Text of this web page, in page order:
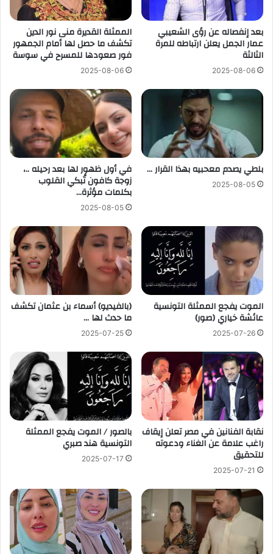
بعد إنفصاله عن رؤى الشعيبي
عمار الجمل يعلن ارتباطه للمرة
الثالثة
2025-08-06
الممثلة القديرة منى نور الدين
تكشف ما حصل لها أمام الجمهور
فور صعودها للمسرح في سوسة
2025-08-06
بلطي يصدم معحبيه بهذا القرار …
2025-08-05
في أول ظهور لها بعد رحيله ..،
زوجة كافون تُبكي القلوب
بكلمات مؤثرة…
2025-08-05
الموت يفجع الممثلة التونسية
عائشة خياري (صور)
2025-07-26
(بالفيديو) أسماء بن عثمان تكشف
ما حدث لها …
2025-07-25
نقابة الفنانين في مصر تعلن إيقاف
راغب علامة عن الغناء ودعوته
للتحقيق
2025-07-21
بالصور / الموت يفجع الممثلة
التونسية هند صبري
2025-07-17